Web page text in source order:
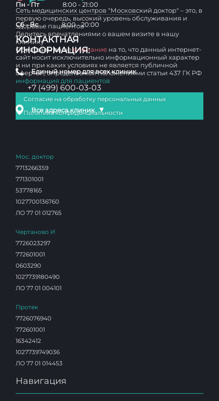
Пн - Пт 8:00 - 21:00
Сб - Вс 8:00 - 20:00
КОНТАКТНАЯ
ИНФОРМАЦИЯ:
Единый номер для всех клиник
+7 (499) 600-03-03
Все адреса клиник ▼
Сеть медицинских центров "Московский доктор" – это, в
первую очередь, высокий уровень обслуживания и
здоровье пациентов
Делитесь впечатлениями о вашем визите в нашу
клинику
Обращаем вашевнимание на то, что данный интернет-
сайт носит исключительно информационный характер
и ни при каких условиях не является публичной
офертой, определяемой положениями статьи 437 ГК РФ
информация для пациентов
Согласие на обработку персональных данных
Политика конфиденциальности
Мос. доктор
7713266359
771301001
53778165
1027700136760
ЛО 77 01 012765
Чертаново И
7726023297
772601001
0603290
1027739180490
ЛО 77 01 004101
Протек
7726076940
772601001
16342412
1027739749036
ЛО 77 01 014453
Навигация